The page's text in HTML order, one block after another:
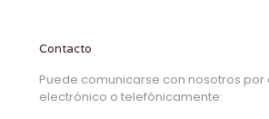
Contacto
Puede comunicarse con nosotros por
electrónico o telefónicamente: